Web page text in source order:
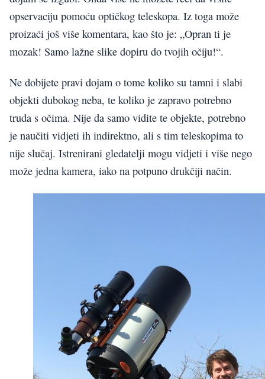
opservaciju pomoću optičkog teleskopa. Iz toga može
proizaći još više komentara, kao što je: „Opran ti je
mozak! Samo lažne slike dopiru do tvojih očiju!“.
Ne dobijete pravi dojam o tome koliko su tamni i slabi
objekti dubokog neba, te koliko je zapravo potrebno
truda s očima. Nije da samo vidite te objekte, potrebno
je naučiti vidjeti ih indirektno, ali s tim teleskopima to
nije slučaj. Istrenirani gledatelji mogu vidjeti i više nego
može jedna kamera, iako na potpuno drukčiji način.